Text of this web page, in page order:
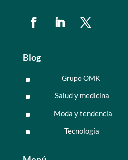
Blog
^ Grupo OMK
^ Salud y medicina
^ Moda y tendencia
^ Tecnología